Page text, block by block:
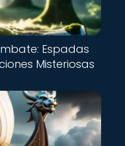
Espadas
Misteriosas